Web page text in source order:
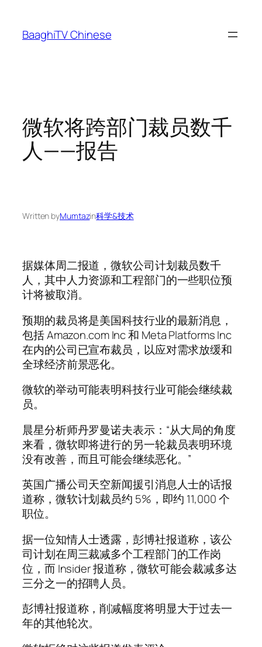
content
BaaghiTV Chinese
微软将跨部门裁员数千
人——报告
Written byMumtazin科学&技术
据媒体周二报道，微软公司计划裁员数千
人，其中人力资源和工程部门的一些职位预
计将被取消。
预期的裁员将是美国科技行业的最新消息，
包括 Amazon.com Inc 和 Meta Platforms Inc
在内的公司已宣布裁员，以应对需求放缓和
全球经济前景恶化。
微软的举动可能表明科技行业可能会继续裁
员。
晨星分析师丹罗曼诺夫表示：“从大局的角度
来看，微软即将进行的另一轮裁员表明环境
没有改善，而且可能会继续恶化。”
英国广播公司天空新闻援引消息人士的话报
道称，微软计划裁员约 5%，即约 11,000 个
职位。
据一位知情人士透露，彭博社报道称，该公
司计划在周三裁减多个工程部门的工作岗
位，而 Insider 报道称，微软可能会裁减多达
三分之一的招聘人员。
彭博社报道称，削减幅度将明显大于过去一
年的其他轮次。